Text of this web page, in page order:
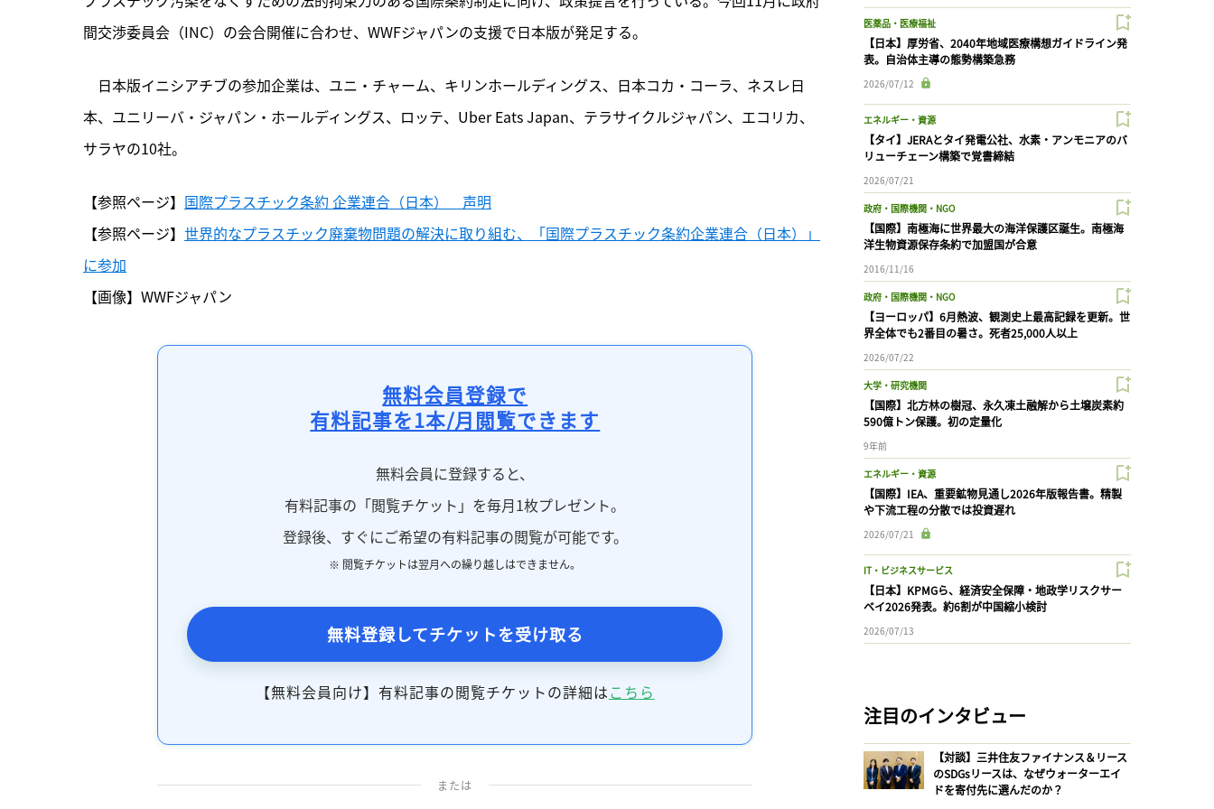
間交渉委員会（INC）の会合開催に合わせ、WWFジャパンの支援で日本版が発足する。
日本版イニシアチブの参加企業は、ユニ・チャーム、キリンホールディングス、日本コカ・コーラ、ネスレ日
本、ユニリーバ・ジャパン・ホールディングス、ロッテ、Uber Eats Japan、テラサイクルジャパン、エコリカ、
サラヤの10社。
【参照ページ】 国際プラスチック条約 企業連合（日本）　声明
【参照ページ】 世界的なプラスチック廃棄物問題の解決に取り組む、「国際プラスチック条約企業連合（日本）」
に参加
【画像】WWFジャパン
無料会員登録で
有料記事を1本/月閲覧できます
無料会員に登録すると、
有料記事の「閲覧チケット」を毎月1枚プレゼント。
登録後、すぐにご希望の有料記事の閲覧が可能です。
※ 閲覧チケットは翌月への繰り越しはできません。
無料登録してチケットを受け取る
【無料会員向け】有料記事の閲覧チケットの詳細はこちら
または
医薬品・医療福祉
【日本】厚労省、2040年地域医療構想ガイドライン発
表。自治体主導の態勢構築急務
2026/07/12
エネルギー・資源
【タイ】JERAとタイ発電公社、水素・アンモニアのバ
リューチェーン構築で覚書締結
2026/07/21
政府・国際機関・NGO
【国際】南極海に世界最大の海洋保護区誕生。南極海
洋生物資源保存条約で加盟国が合意
2016/11/16
政府・国際機関・NGO
【ヨーロッパ】6月熱波、観測史上最高記録を更新。世
界全体でも2番目の暑さ。死者25,000人以上
2026/07/22
大学・研究機関
【国際】北方林の樹冠、永久凍土融解から土壌炭素約
590億トン保護。初の定量化
9年前
エネルギー・資源
【国際】IEA、重要鉱物見通し2026年版報告書。精製
や下流工程の分散では投資遅れ
2026/07/21
IT・ビジネスサービス
【日本】KPMGら、経済安全保障・地政学リスクサー
ベイ2026発表。約6割が中国縮小検討
2026/07/13
注目のインタビュー
【対談】三井住友ファイナンス＆リース
のSDGsリースは、なぜウォーターエイ
ドを寄付先に選んだのか？